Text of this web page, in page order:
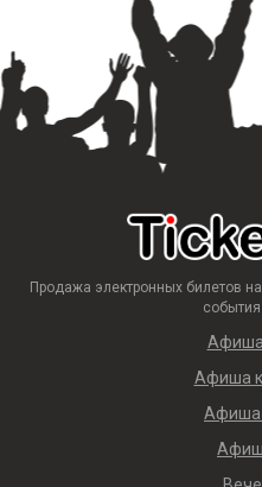
Продажа электронных билетов
Афиша
Афиша